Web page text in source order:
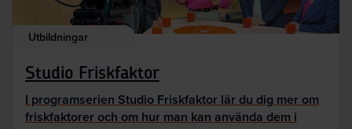
Utbildningar
Studio Friskfaktor
I programserien Studio Friskfaktor lär du dig mer om
friskfaktorer och om hur man kan använda dem i